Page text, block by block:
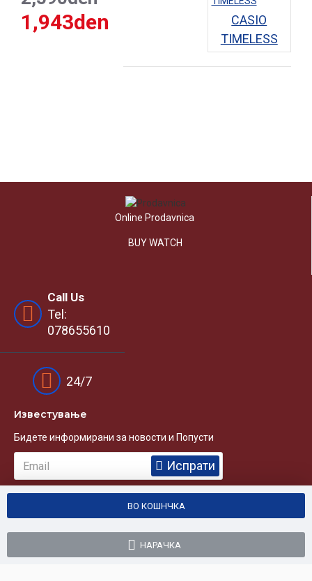
1,943den
CASIO
TIMELESS
ВО КОШНЧКА
НАРАЧКА
Online Prodavnica
BUY WATCH
Call Us
Tel:
078655610
24/7
Известувањe
Бидете информирани за новости и Попусти
Испрати
Copyright © 2013, BUYWATCH.MK, All Rights Reserved